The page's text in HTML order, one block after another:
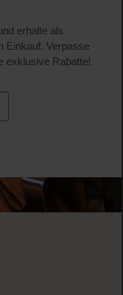
erhalte als
Einkauf. Verpasse
exklusive Rabatte!